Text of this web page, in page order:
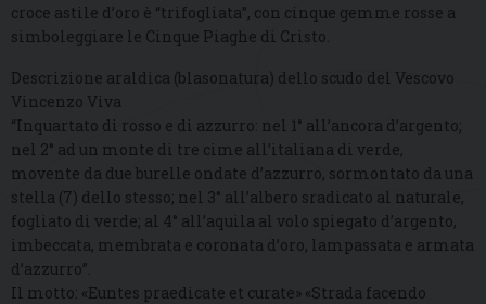
croce astile d’oro è “trifogliata”, con cinque gemme rosse a
simboleggiare le Cinque Piaghe di Cristo.
Descrizione araldica (blasonatura) dello scudo del Vescovo
Vincenzo Viva
“Inquartato di rosso e di azzurro: nel 1° all’ancora d’argento;
nel 2° ad un monte di tre cime all’italiana di verde,
movente da due burelle ondate d’azzurro, sormontato da una
stella (7) dello stesso; nel 3° all’albero sradicato al naturale,
fogliato di verde; al 4° all’aquila al volo spiegato d’argento,
imbeccata, membrata e coronata d’oro, lampassata e armata
d’azzurro”.
Il motto: «Euntes praedicate et curate» «Strada facendo